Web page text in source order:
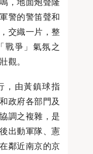
警的警笛聲和
交織一片，整
戰爭」氣氛之
觀。
，由黃鎮球指
政府各部門及
調之複雜，是
出動軍隊、憲
鄰近南京的京